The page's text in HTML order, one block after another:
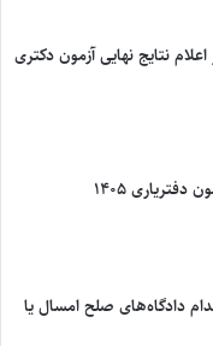
نتایج نهایی آزمون دکتری
۱۴۰۵
دادگاه‌های صلح امسال یا